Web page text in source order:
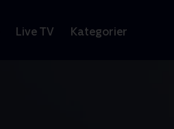
Live TV Kategorier